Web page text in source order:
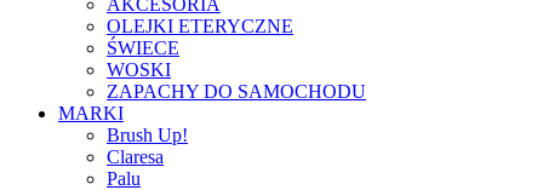
OLEJKI ETERYCZNE
ŚWIECE
WOSKI
ZAPACHY DO SAMOCHODU
MARKI
Brush Up!
Claresa
Palu